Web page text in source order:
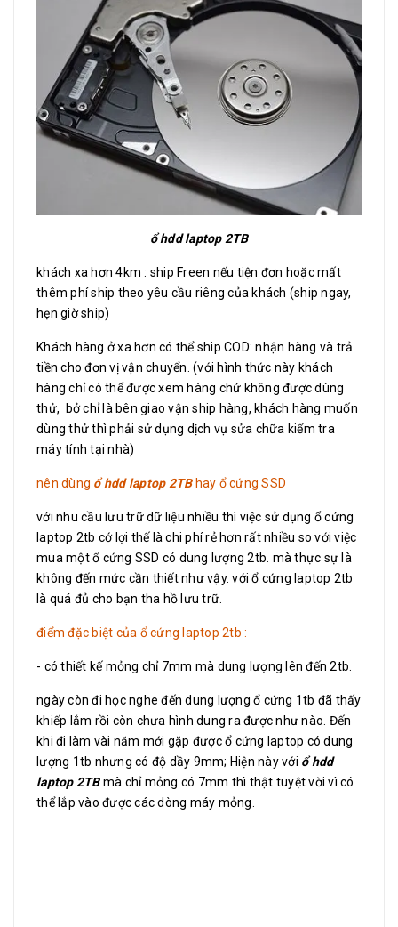
ổ hdd laptop 2TB
khách xa hơn 4km : ship Freen nếu tiện đơn hoặc mất
thêm phí ship theo yêu cầu riêng của khách (ship ngay,
hẹn giờ ship)
Khách hàng ở xa hơn có thể ship COD: nhận hàng và trả
tiền cho đơn vị vận chuyển. (với hình thức này khách
hàng chỉ có thể được xem hàng chứ không được dùng
thử, bở chỉ là bên giao vận ship hàng, khách hàng muốn
dùng thử thì phải sử dụng dịch vụ sửa chữa kiểm tra
máy tính tại nhà)
nên dùng ổ hdd laptop 2TBhay ổ cứng SSD
với nhu cầu lưu trữ dữ liệu nhiều thì việc sử dụng ổ cứng
laptop 2tb cớ lợi thế là chi phí rẻ hơn rất nhiều so với việc
mua một ổ cứng SSD có dung lượng 2tb. mà thực sự là
không đến mức cần thiết như vậy. với ổ cứng laptop 2tb
là quá đủ cho bạn tha hồ lưu trữ.
điểm đặc biệt của ổ cứng laptop 2tb :
- có thiết kế mỏng chỉ 7mm mà dung lượng lên đến 2tb.
ngày còn đi học nghe đến dung lượng ổ cứng 1tb đã thấy
khiếp lắm rồi còn chưa hình dung ra được như nào. Đến
khi đi làm vài năm mới gặp được ổ cứng laptop có dung
lượng 1tb nhưng có độ dầy 9mm; Hiện này với ổ hdd
laptop 2TBmà chỉ mỏng có 7mm thì thật tuyệt vời vì có
thể lắp vào được các dòng máy mỏng.